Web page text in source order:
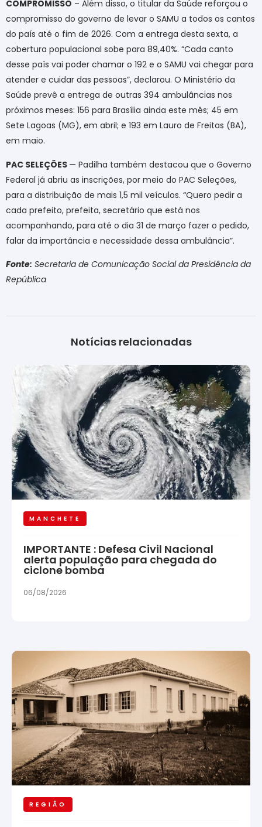
COMPROMISSO – Além disso, o titular da Saúde reforçou o
compromisso do governo de levar o SAMU a todos os cantos
do país até o fim de 2026. Com a entrega desta sexta, a
cobertura populacional sobe para 89,40%. “Cada canto
desse país vai poder chamar o 192 e o SAMU vai chegar para
atender e cuidar das pessoas”, declarou. O Ministério da
Saúde prevê a entrega de outras 394 ambulâncias nos
próximos meses: 156 para Brasília ainda este mês; 45 em
Sete Lagoas (MG), em abril; e 193 em Lauro de Freitas (BA),
em maio.
PAC SELEÇÕES — Padilha também destacou que o Governo
Federal já abriu as inscrições, por meio do PAC Seleções,
para a distribuição de mais 1,5 mil veículos. “Quero pedir a
cada prefeito, prefeita, secretário que está nos
acompanhando, para até o dia 31 de março fazer o pedido,
falar da importância e necessidade dessa ambulância”.
Fonte: Secretaria de Comunicação Social da Presidência da
República
Notícias relacionadas
MANCHETE
IMPORTANTE : Defesa Civil Nacional
alerta população para chegada do
ciclone bomba
06/08/2026
REGIÃO